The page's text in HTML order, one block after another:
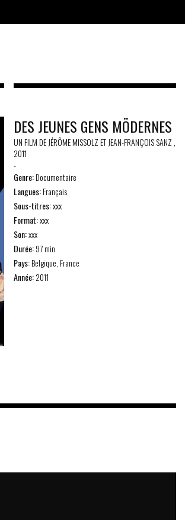
DES JEUNES GENS MÖDERNES
UN FILM DE JÉRÔME MISSOLZ ET JEAN-FRANÇOIS SANZ ,
2011
-
Genre:Documentaire
Langues:Français
Sous-titres:xxx
Format:xxx
Son:xxx
Durée:97 min
Pays:Belgique, France
Année:2011